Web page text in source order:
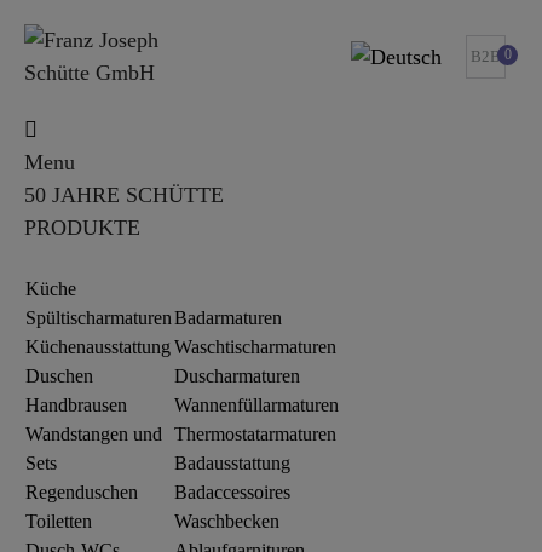
B2B 0
Menu
50 JAHRE SCHÜTTE
PRODUKTE
Küche
Spültischarmaturen
Küchenausstattung
Duschen
Handbrausen
Wandstangen und
Sets
Regenduschen
Toiletten
Badarmaturen
Waschtischarmaturen
Duscharmaturen
Wannenfüllarmaturen
Thermostatarmaturen
Badausstattung
Badaccessoires
Waschbecken